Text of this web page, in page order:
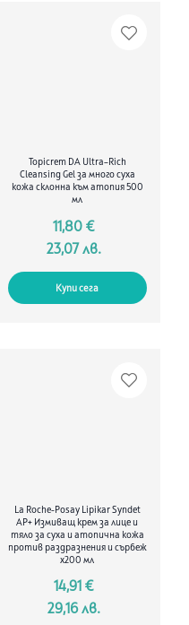
Topicrem DA Ultra–Rich
Cleansing Gel за много суха
кожа склонна към атопия 500
мл
11,80 €
23,07 лв.
Купи сега
La Roche-Posay Lipikar Syndet
AP+ Измиващ крем за лице и
тяло за суха и атопична кожа
против раздразнения и сърбеж
х200 мл
14,91 €
29,16 лв.